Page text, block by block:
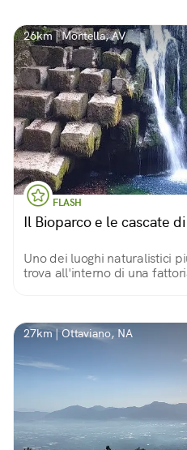
26km | Montella, AV
FLASH
Il Bioparco e le cascate
Uno dei luoghi naturalistici
trova all'interno di una
27km | Ottaviano, NA